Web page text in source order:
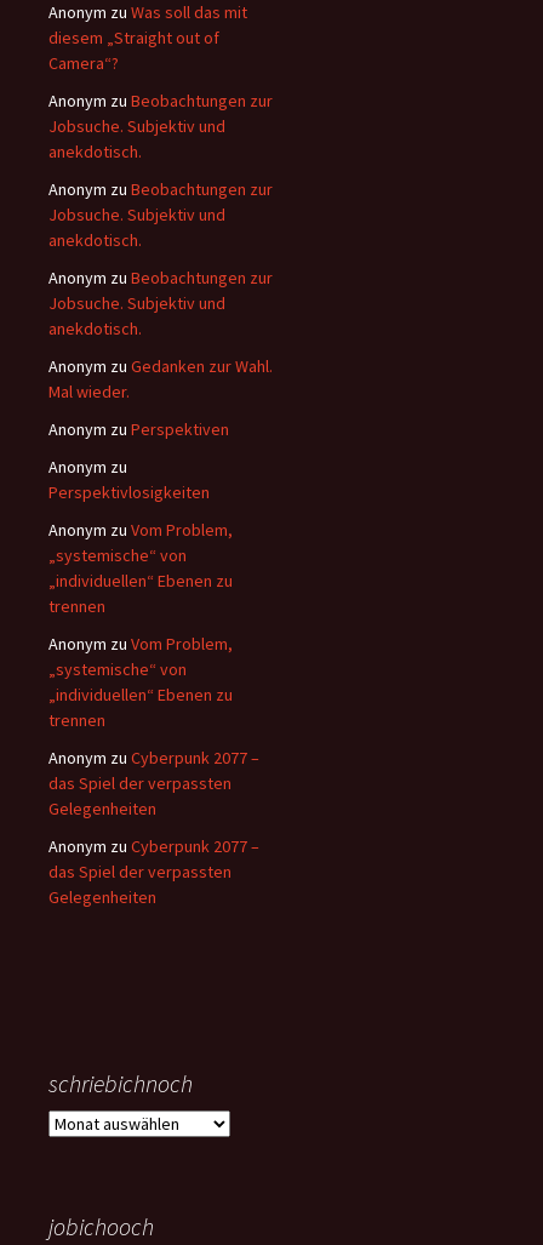
Anonym zu Was soll das mit
diesem „Straight out of
Camera“?
Anonym zu Beobachtungen zur
Jobsuche. Subjektiv und
anekdotisch.
Anonym zu Beobachtungen zur
Jobsuche. Subjektiv und
anekdotisch.
Anonym zu Beobachtungen zur
Jobsuche. Subjektiv und
anekdotisch.
Anonym zu Gedanken zur Wahl.
Mal wieder.
Anonym zu Perspektiven
Anonym zu
Perspektivlosigkeiten
Anonym zu Vom Problem,
„systemische“ von
„individuellen“ Ebenen zu
trennen
Anonym zu Vom Problem,
„systemische“ von
„individuellen“ Ebenen zu
trennen
Anonym zu Cyberpunk 2077 –
das Spiel der verpassten
Gelegenheiten
Anonym zu Cyberpunk 2077 –
das Spiel der verpassten
Gelegenheiten
schriebichnoch
schriebichnoch
jobichooch